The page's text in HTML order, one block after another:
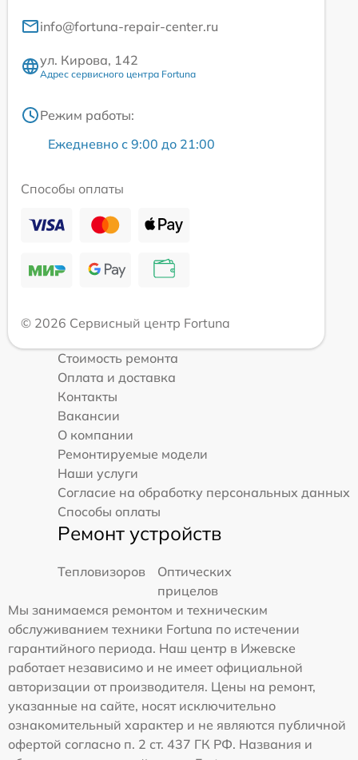
info@fortuna-repair-center.ru
ул. Кирова, 142
Адрес сервисного центра Fortuna
Режим работы:
Ежедневно с 9:00 до 21:00
Способы оплаты
© 2026 Сервисный центр Fortuna
Стоимость ремонта
Оплата и доставка
Контакты
Вакансии
О компании
Ремонтируемые модели
Наши услуги
Согласие на обработку персональных данных
Способы оплаты
Ремонт устройств
Тепловизоров
Оптических
прицелов
Мы занимаемся ремонтом и техническим
обслуживанием техники Fortuna по истечении
гарантийного периода. Наш центр в Ижевске
работает независимо и не имеет официальной
авторизации от производителя. Цены на ремонт,
указанные на сайте, носят исключительно
ознакомительный характер и не являются публичной
офертой согласно п. 2 ст. 437 ГК РФ. Названия и